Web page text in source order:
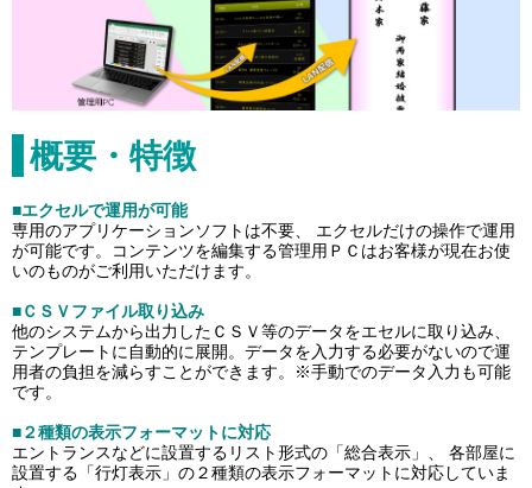
概要・特徴
■エクセルで運用が可能
専用のアプリケーションソフトは不要、 エクセルだけの操作で運用
が可能です。コンテンツを編集する管理用ＰＣはお客様が現在お使
いのものがご利用いただけます。
■ＣＳＶファイル取り込み
他のシステムから出力したＣＳＶ等のデータをエセルに取り込み、
テンプレートに自動的に展開。データを入力する必要がないので運
用者の負担を減らすことができます。※手動でのデータ入力も可能
です。
■２種類の表示フォーマットに対応
エントランスなどに設置するリスト形式の「総合表示」、 各部屋に
設置する「行灯表示」の２種類の表示フォーマットに対応していま